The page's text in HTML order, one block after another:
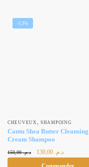
-13%
CHEUVEUX ,SHAMPOING
Cantu Shea Butter Cleansing
Cream Shampoo
د.م.150,00
Le prix
initial était :
د.م.
actuel est :